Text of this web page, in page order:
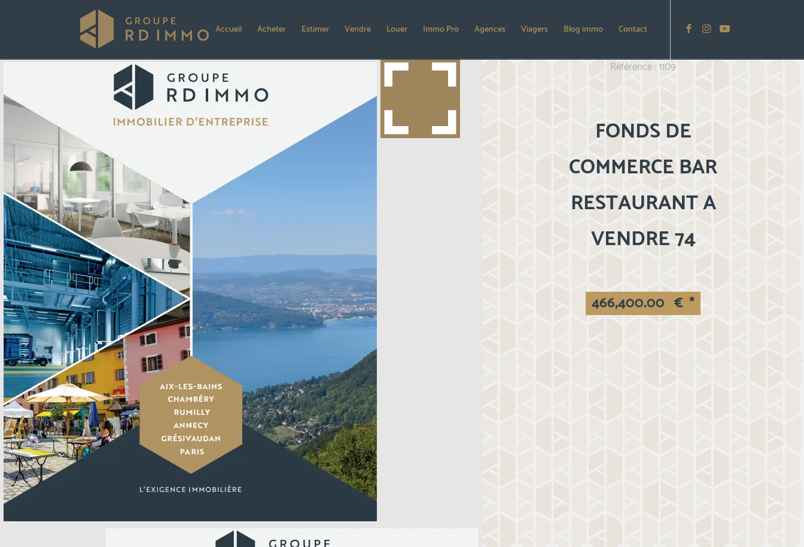
Accueil Acheter Estimer Vendre Louer Immo Pro Agences Viagers Blog immo Contact
Référence : 1109
FONDS DE
COMMERCE BAR
RESTAURANT A
VENDRE 74
466,400.00 € *